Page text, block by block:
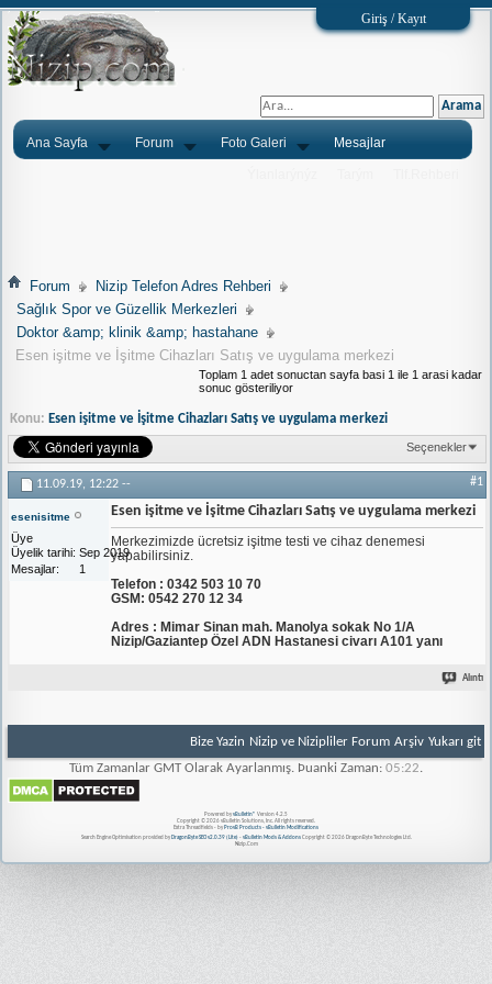
Giriş / Kayıt
Ana Sayfa Forum Foto Galeri Mesajlar
Forum
Nizip Telefon Adres Rehberi
Sağlık Spor ve Güzellik Merkezleri
Doktor &amp; klinik &amp; hastahane
Esen işitme ve İşitme Cihazları Satış ve uygulama merkezi
Toplam 1 adet sonuctan sayfa basi 1 ile 1 arasi kadar
sonuc gösteriliyor
Konu: Esen işitme ve İşitme Cihazları Satış ve uygulama merkezi
Seçenekler
11.09.19, 12:22 -- #1
esenisitme
Üye
Üyelik tarihi Sep 2019
Mesajlar
1
Esen işitme ve İşitme Cihazları Satış ve uygulama merkezi
Merkezimizde ücretsiz işitme testi ve cihaz denemesi
yapabilirsiniz.
Telefon : 0342 503 10 70
GSM: 0542 270 12 34
Adres : Mimar Sinan mah. Manolya sokak No 1/A
Nizip/Gaziantep Özel ADN Hastanesi civarı A101 yanı
Alıntı
Bize Yazin Nizip ve Nizipliler Forum Arşiv Yukarı git
Tüm Zamanlar GMT Olarak Ayarlanmış. Þuanki Zaman: 05:22.
Powered by vBulletin® Version 4.2.5
Copyright © 2026 vBulletin Solutions, Inc. All rights reserved.
Extra Threadfields - by ProvB Products - vBulletin Modifications
Search Engine Optimisation provided by DragonByte SEO v2.0.39 (Lite)- vBulletin Mods & AddonsCopyright © 2026 DragonByte Technologies Ltd.
Nizip.Com